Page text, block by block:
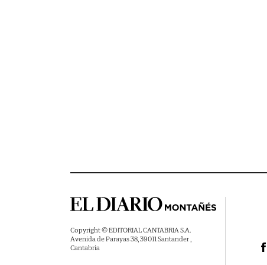
Copyright © EDITORIAL CANTABRIA S.A.
Avenida de Parayas 38, 39011 Santander ,
Cantabria